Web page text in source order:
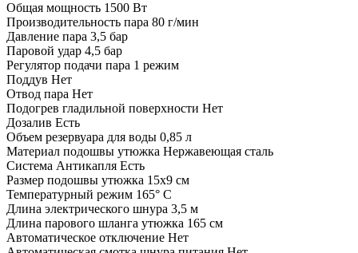
Общая мощность 1500 Вт
Производительность пара 80 г/мин
Давление пара 3,5 бар
Паровой удар 4,5 бар
Регулятор подачи пара 1 режим
Поддув Нет
Отвод пара Нет
Подогрев гладильной поверхности Нет
Дозалив Есть
Объем резервуара для воды 0,85 л
Материал подошвы утюжка Нержавеющая сталь
Система Антикапля Есть
Размер подошвы утюжка 15х9 см
Температурный режим 165° С
Длина электрического шнура 3,5 м
Длина парового шланга утюжка 165 см
Автоматическое отключение Нет